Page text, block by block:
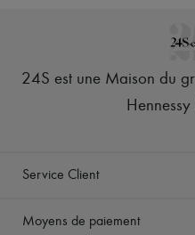
24S est une Maison du
Service Client
Moyens de paiement